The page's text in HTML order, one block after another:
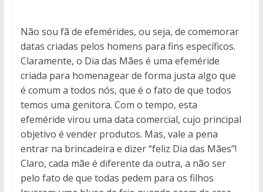
Não sou fã de efemérides, ou seja, de comemorar
datas criadas pelos homens para fins específicos.
Claramente, o Dia das Mães é uma efeméride
criada para homenagear de forma justa algo que
é comum a todos nós, que é o fato de que todos
temos uma genitora. Com o tempo, esta
efeméride virou uma data comercial, cujo principal
objetivo é vender produtos. Mas, vale a pena
entrar na brincadeira e dizer “feliz Dia das Mães”!
Claro, cada mãe é diferente da outra, a não ser
pelo fato de que todas pedem para os filhos